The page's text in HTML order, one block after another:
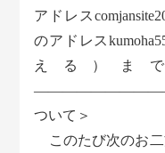
アドレス
のアドレス
える）ま
ついて＞
このたび次のお二